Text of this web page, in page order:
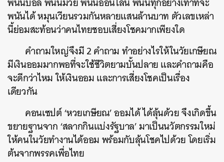
พนันได้ หมุนเวียนรวมกันหลายแสนล้านบาท ตัวเลขเหล่า
นี้ย่อมสะท้อนว่าคนไทยชอบเสี่ยงโชคมากเพียงใด
คำถามใหญ่จึงมี 2 คำถาม ทำอย่างไรให้ในวัยเกษียณ
มีเงินออมมากพอที่จะใช้ชีวิตยามบั้นปลาย และคำถามคือ
จะดีกว่าไหม ให้เงินออม และการเสี่ยงโชคเป็นเรื่อง
เดียวกัน
คอนเซปต์ ‘หวยเกษียณ’ ออมได้ ได้ลุ้นด้วย จึงเกิดขึ้น
ขยายฐานจาก ‘สลากกินแบ่งรัฐบาล’ มาเป็นนวัตกรรมใหม่
ให้คนในวัยทำงานได้ออม พร้อมกับลุ้นโชคไปด้วย โดยเริ่ม
ต้นจากพรรคเพื่อไทย